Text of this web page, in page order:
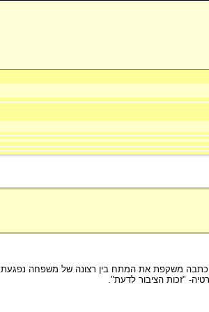
הכתבה משקפת את המתח בין רצונה של משפחה נפגעת
"זכות הציבור לדעת".